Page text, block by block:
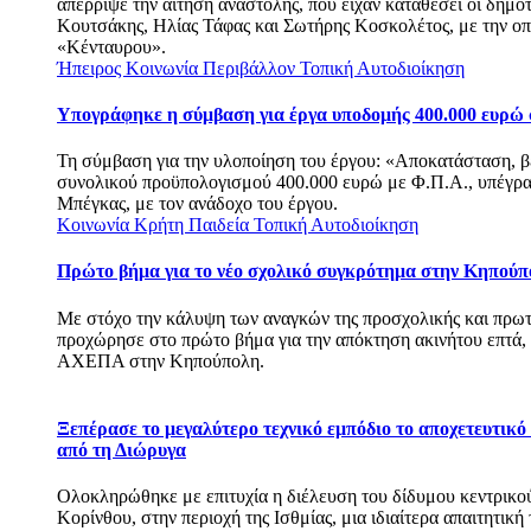
Κουτσάκης, Ηλίας Τάφας και Σωτήρης Κοσκολέτος, με την
«Κένταυρου».
Ήπειρος Κοινωνία Περιβάλλον Τοπική Αυτοδιοίκηση
Υπογράφηκε η σύμβαση για έργα υποδομής 400.000
Τη σύμβαση για την υλοποίηση του έργου: «Αποκατάσταση,
συνολικού προϋπολογισμού 400.000 ευρώ με Φ.Π.Α.,
Μπέγκας, με τον ανάδοχο του έργου.
Κοινωνία Κρήτη Παιδεία Τοπική Αυτοδιοίκηση
Πρώτο βήμα για το νέο σχολικό συγκρότημα στην
Με στόχο την κάλυψη των αναγκών της προσχολικής και
προχώρησε στο πρώτο βήμα για την απόκτηση ακινήτου
ΑΧΕΠΑ στην Κηπούπολη.
Ξεπέρασε το μεγαλύτερο τεχνικό εμπόδιο το
από τη Διώρυγα
Ολοκληρώθηκε με επιτυχία η διέλευση του δίδυμου
Κορίνθου, στην περιοχή της Ισθμίας, μια ιδιαίτερα